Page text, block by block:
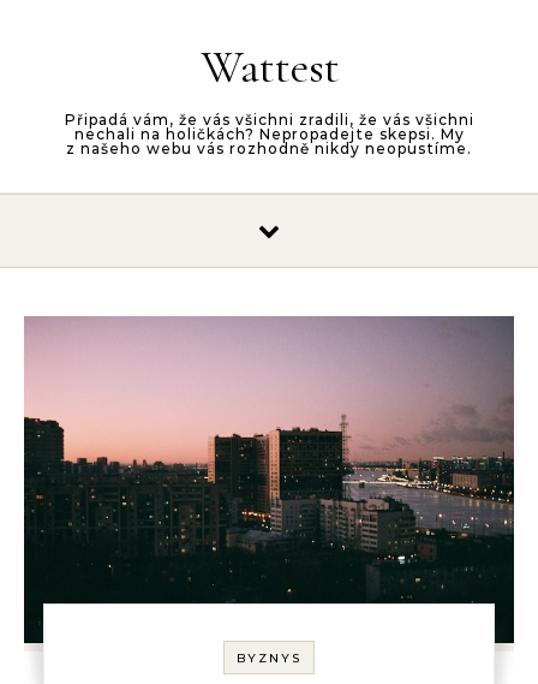
Wattest
Připadá vám, že vás všichni zradili, že vás všichni
nechali na holičkách? Nepropadejte skepsi. My
z našeho webu vás rozhodně nikdy neopustíme.
BYZNYS